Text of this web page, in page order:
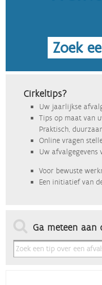
Zoek
Cirkeltips?
Uw jaarlijkse
Tips op maat van
Praktisch,
Online vragen
Uw
Voor bewuste
Een initiatief van
Ga meteen aan